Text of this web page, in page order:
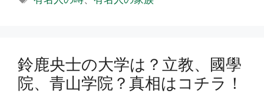
鈴鹿央士の大学は？立教、國學
院、青山学院？真相はコチラ！